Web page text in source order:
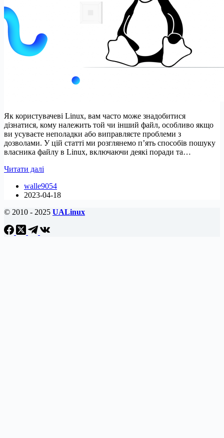
Як користувачеві Linux, вам часто може знадобитися
дізнатися, кому належить той чи інший файл, особливо якщо
ви усуваєте неполадки або виправляєте проблеми з
дозволами. У цій статті ми розглянемо п’ять способів пошуку
власника файлу в Linux, включаючи деякі поради та…
Читати далі
пошуку
власників
у
walle9054
2023-04-18
© 2010 - 2025 UALinux